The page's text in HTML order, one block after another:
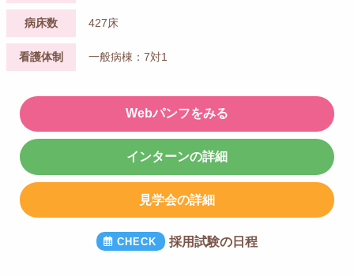
病床数 427床
看護体制 一般病棟：7対1
Webパンフをみる
インターンの詳細
見学会の詳細
採用試験の日程